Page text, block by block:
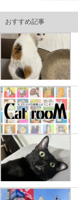
おすすめ記事